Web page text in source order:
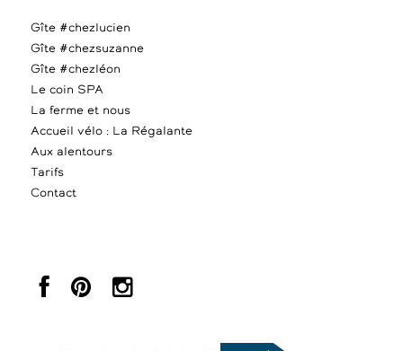
Gîte #chezlucien
Gîte #chezsuzanne
Gîte #chezléon
Le coin SPA
La ferme et nous
Accueil vélo : La Régalante
Aux alentours
Tarifs
Contact